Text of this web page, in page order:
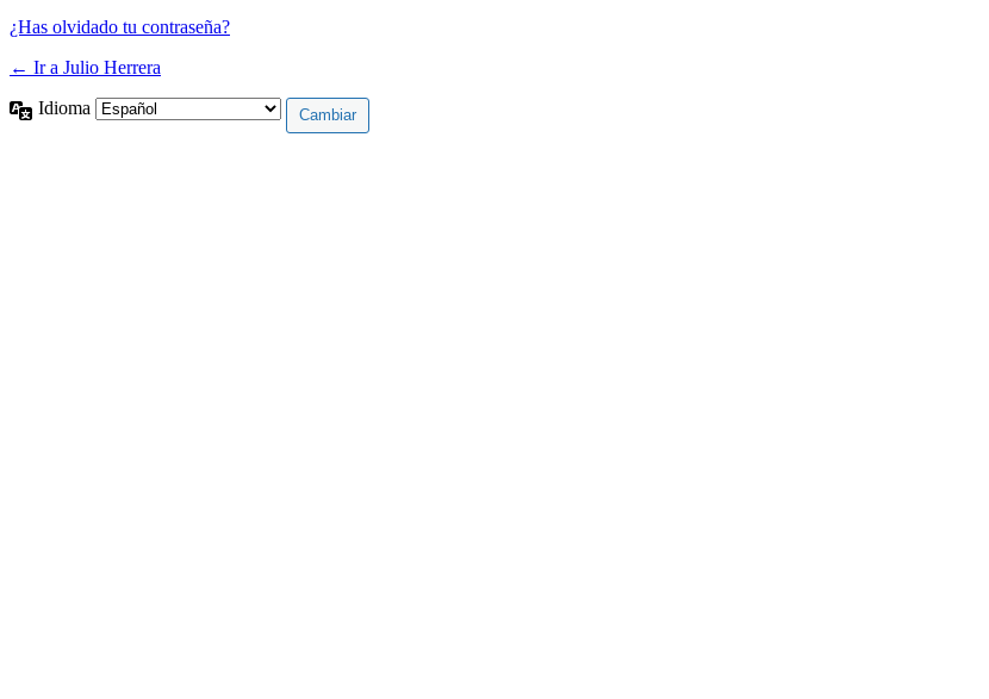
¿Has olvidado tu contraseña?
← Ir a Julio Herrera
Idioma